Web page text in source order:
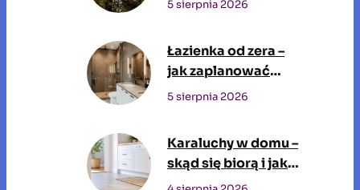
5 sierpnia 2026
Łazienka od zera –
jak zaplanować
przestrzeń, w której
5 sierpnia 2026
Karaluchy w domu –
skąd się biorą i jak
się ich pozbyć?